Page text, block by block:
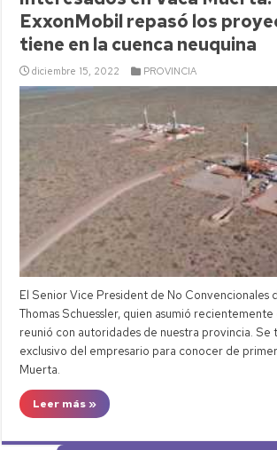
ExxonMobil repasó los
tiene en la cuenca neuquina
diciembre 15, 2022 PROVINCIA
El Senior Vice President de No Convencionales
Thomas Schuessler, quien asumió recientemente
reunió con autoridades de nuestra provincia. Se
exclusivo del empresario para conocer de
Muerta.
Leer más »